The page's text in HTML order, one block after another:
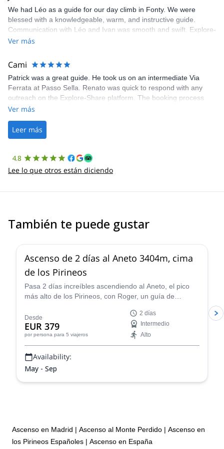
We had Léo as a guide for our day climb in Fonty. We were
blessed with a knowledgeable, warm, and instructive guide.
Communication with Léo and Ivan was smooth and swift. Explore-
Share was excellent in arranging everything for our day climb.
making our adventure stress-free.
Ver más
Cami
Patrick was a great guide. He took us on an intermediate Via
Ferrata at Passo Sella. Renato was quick to respond with any
outreach on the Explore-Share platform. The booking process
was straightforward, and once Patrick was confirmed, all went
the platform.
Ver más
Leer más
4.8
Lee lo que otros están diciendo
También te puede gustar
Ascenso de 2 días al Aneto 3404m, cima
de los Pirineos
Pasa 2 días increíbles ascendiendo al Aneto, el pico
más alto de los Pirineos, con Roger, un guía de
Desde
EUR 379
por persona para 5 viajeros
2 días
Intermedio
Alto
Availability:
May - Sep
Ascenso en Madrid | Ascenso al Monte Perdido | Ascenso en
los Pirineos Españoles | Ascenso en España